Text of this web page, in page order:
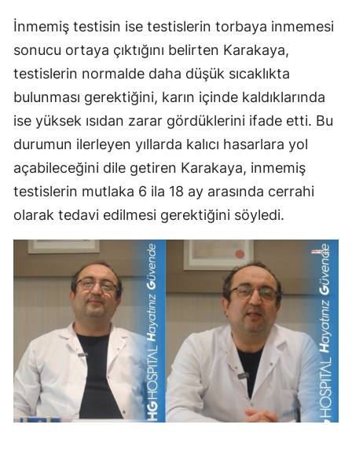
İnmemiş testisin ise testislerin torbaya inmemesi
sonucu ortaya çıktığını belirten Karakaya,
testislerin normalde daha düşük sıcaklıkta
bulunması gerektiğini, karın içinde kaldıklarında
ise yüksek ısıdan zarar gördüklerini ifade etti. Bu
durumun ilerleyen yıllarda kalıcı hasarlara yol
açabileceğini dile getiren Karakaya, inmemiş
testislerin mutlaka 6 ila 18 ay arasında cerrahi
olarak tedavi edilmesi gerektiğini söyledi.